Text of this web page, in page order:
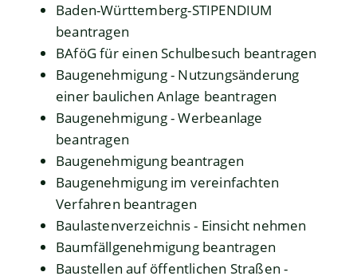
Baden-Württemberg-STIPENDIUM
beantragen
BAföG für einen Schulbesuch beantragen
Baugenehmigung - Nutzungsänderung
einer baulichen Anlage beantragen
Baugenehmigung - Werbeanlage
beantragen
Baugenehmigung beantragen
Baugenehmigung im vereinfachten
Verfahren beantragen
Baulastenverzeichnis - Einsicht nehmen
Baumfällgenehmigung beantragen
Baustellen auf öffentlichen Straßen -